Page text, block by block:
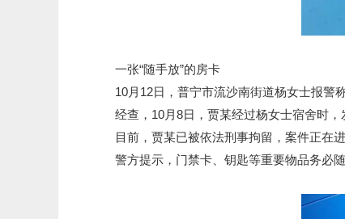
一张“随手放”的房卡
10月12日，普宁市流沙南街道杨女士报警称
经查，10月8日，贾某经过杨女士宿舍时，
目前，贾某已被依法刑事拘留，案件正在进
警方提示，门禁卡、钥匙等重要物品务必随